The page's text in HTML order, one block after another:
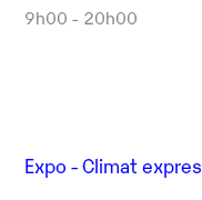
9h00 - 20h00
Expo - Climat